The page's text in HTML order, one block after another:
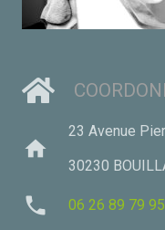
home
23 Avenue
30230
phone 06 26 89 79 95